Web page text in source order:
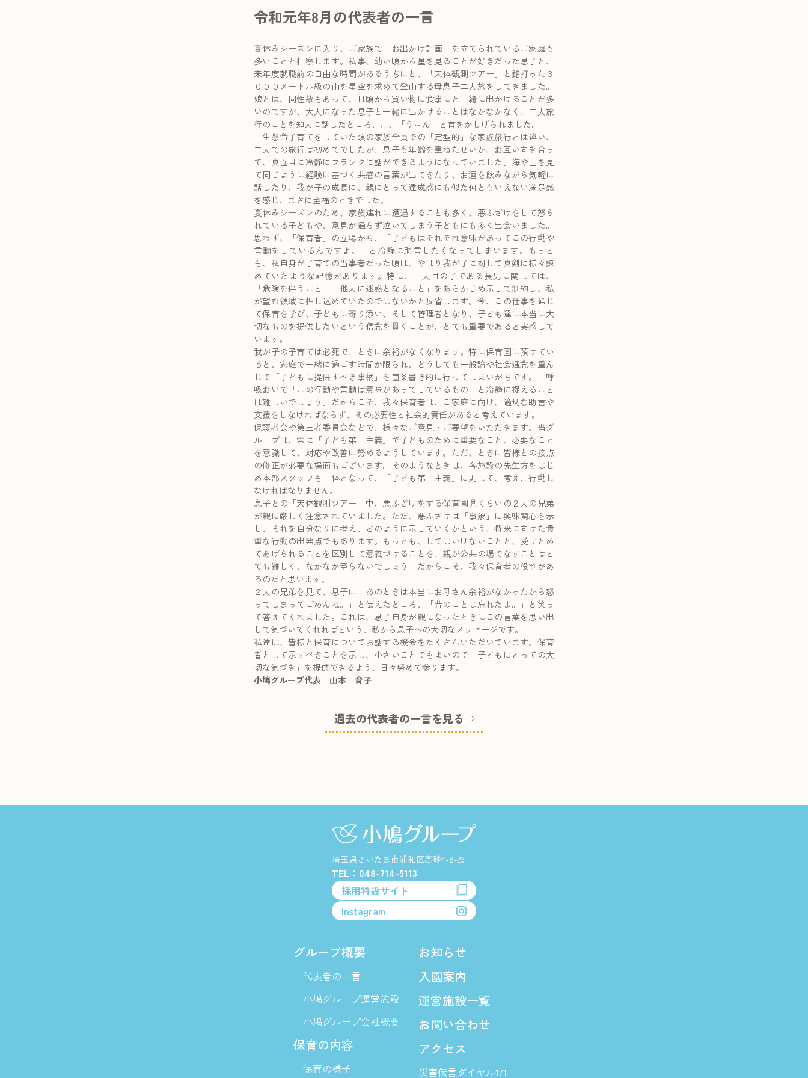
令和元年8月の代表者の一言
夏休みシーズンに入り、ご家族で「お出かけ計画」を立てられているご家庭も
多いことと拝察します。私事、幼い頃から星を見ることが好きだった息子と、
来年度就職前の自由な時間があるうちにと、「天体観測ツアー」と銘打った３
０００メートル級の山を星空を求めて登山する母息子二人旅をしてきました。
娘とは、同性故もあって、日頃から買い物に食事にと一緒に出かけることが多
いのですが、大人になった息子と一緒に出かけることはなかなかなく、二人旅
行のことを知人に話したところ、、、「う～ん」と首をかしげられました。
一生懸命子育てをしていた頃の家族全員での「定型的」な家族旅行とは違い、
二人での旅行は初めてでしたが、息子も年齢を重ねたせいか、お互い向き合っ
て、真面目に冷静にフランクに話ができるようになっていました。海や山を見
て同じように経験に基づく共感の言葉が出てきたり、お酒を飲みながら気軽に
話したり、我が子の成長に、親にとって達成感にも似た何ともいえない満足感
を感じ、まさに至福のときでした。
夏休みシーズンのため、家族連れに遭遇することも多く、悪ふざけをして怒ら
れている子どもや、意見が通らず泣いてしまう子どもにも多く出会いました。
思わず、「保育者」の立場から、「子どもはそれぞれ意味があってこの行動や
言動をしているんですよ。」と冷静に助言したくなってしまいます。もっと
も、私自身が子育ての当事者だった頃は、やはり我が子に対して真剣に様々諫
めていたような記憶があります。特に、一人目の子である長男に関しては、
「危険を伴うこと」「他人に迷惑となること」をあらかじめ示して制約し、私
が望む領域に押し込めていたのではないかと反省します。今、この仕事を通じ
て保育を学び、子どもに寄り添い、そして管理者となり、子ども達に本当に大
切なものを提供したいという信念を貫くことが、とても重要であると実感して
います。
我が子の子育ては必死で、ときに余裕がなくなります。特に保育園に預けてい
ると、家庭で一緒に過ごす時間が限られ、どうしても一般論や社会通念を重ん
じて「子どもに提供すべき事柄」を箇条書き的に行ってしまいがちです。一呼
吸おいて「この行動や言動は意味があってしているもの」と冷静に捉えること
は難しいでしょう。だからこそ、我々保育者は、ご家庭に向け、適切な助言や
支援をしなければならず、その必要性と社会的責任があると考えています。
保護者会や第三者委員会などで、様々なご意見・ご要望をいただきます。当グ
ループは、常に「子ども第一主義」で子どものために重要なこと、必要なこと
を意識して、対応や改善に努めるようしています。ただ、ときに皆様との接点
の修正が必要な場面もございます。そのようなときは、各施設の先生方をはじ
め本部スタッフも一体となって、「子ども第一主義」に則して、考え、行動し
なければなりません。
息子との「天体観測ツアー」中、悪ふざけをする保育園児くらいの２人の兄弟
が親に厳しく注意されていました。ただ、悪ふざけは「事象」に興味関心を示
し、それを自分なりに考え、どのように示していくかという、将来に向けた貴
重な行動の出発点でもあります。もっとも、してはいけないことと、受けとめ
てあげられることを区別して意義づけることを、親が公共の場でなすことはと
ても難しく、なかなか至らないでしょう。だからこそ、我々保育者の役割があ
るのだと思います。
２人の兄弟を見て、息子に「あのときは本当にお母さん余裕がなかったから怒
ってしまってごめんね。」と伝えたところ、「昔のことは忘れたよ。」と笑っ
て答えてくれました。これは、息子自身が親になったときにこの言葉を思い出
して気づいてくれればという、私から息子への大切なメッセージです。
私達は、皆様と保育についてお話する機会をたくさんいただいています。保育
者として示すべきことを示し、小さいことでもよいので「子どもにとっての大
切な気づき」を提供できるよう、日々努めて参ります。
小鳩グループ代表 山本 育子
過去の代表者の一言を見る
埼玉県さいたま市浦和区高砂4-8-23
TEL：048-714-5113
採用特設サイト
Instagram
グループ概要
代表者の一言
小鳩グループ運営施設
小鳩グループ会社概要
保育の内容
保育の様子
お知らせ
入園案内
運営施設一覧
お問い合わせ
アクセス
災害伝言ダイヤル171